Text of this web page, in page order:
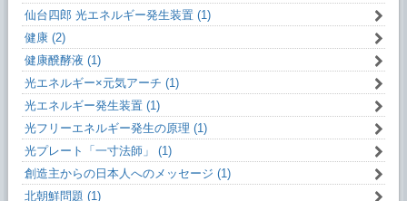
仙台四郎 光エネルギー発生装置 (1)
健康 (2)
健康醗酵液 (1)
光エネルギー×元気アーチ (1)
光エネルギー発生装置 (1)
光フリーエネルギー発生の原理 (1)
光プレート「一寸法師」 (1)
創造主からの日本人へのメッセージ (1)
北朝鮮問題 (1)